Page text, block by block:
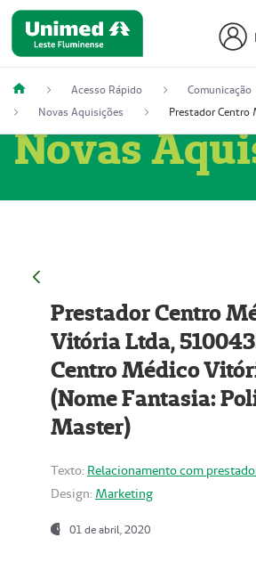
Acesso Rápido
Comunicação
Novas Aquisições
Novas
Prestador Centro
Vitória Ltda,
Centro Médico
(Nome Fantasia:
Master)
Texto: Relacionamento com
Design: Marketing
01 de abril, 2020